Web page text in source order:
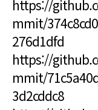
https://
mmit/
276d1dfd
https://
mmit/
3d2cddc8